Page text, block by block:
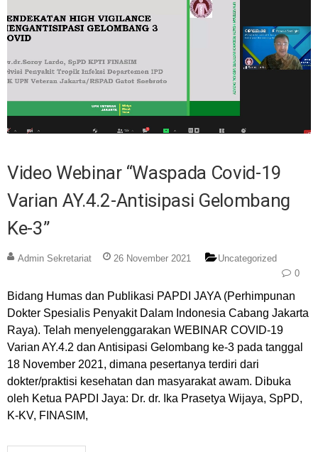
Video Webinar “Waspada Covid-19
Varian AY.4.2-Antisipasi Gelombang
Ke-3”
Admin Sekretariat 26 November 2021
Uncategorized
0
Bidang Humas dan Publikasi PAPDI JAYA (Perhimpunan
Dokter Spesialis Penyakit Dalam Indonesia Cabang Jakarta
Raya). Telah menyelenggarakan WEBINAR COVID-19
Varian AY.4.2 dan Antisipasi Gelombang ke-3 pada tanggal
18 November 2021, dimana pesertanya terdiri dari
dokter/praktisi kesehatan dan masyarakat awam. Dibuka
oleh Ketua PAPDI Jaya: Dr. dr. Ika Prasetya Wijaya, SpPD,
K-KV, FINASIM,